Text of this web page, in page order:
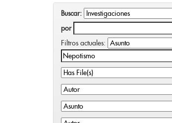
Buscar:
por
Filtros actuales: